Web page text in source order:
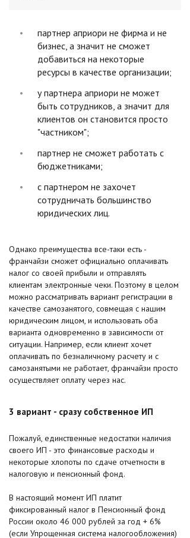
партнер априори не фирма и не
бизнес, а значит не сможет
добавиться на некоторые
ресурсы в качестве организации;
у партнера априори не может
быть сотрудников, а значит для
клиентов он становится просто
"частником";
партнер не сможет работать с
бюджетниками;
с партнером не захочет
сотрудничать большинство
юридических лиц.
Однако преимущества все-таки есть -
франчайзи сможет официально оплачивать
налог со своей прибыли и отправлять
клиентам электронные чеки. Поэтому в целом
можно рассматривать вариант регистрации в
качестве самозанятого, совмещая с нашим
юридическим лицом, и использовать оба
варианта одновременно в зависимости от
ситуации. Например, если клиент хочет
оплачивать по безналичному расчету и с
самозанятыми не работает, франчайзи просто
осуществляет оплату через нас.
3 вариант - сразу собственное ИП
Пожалуй, единственные недостатки наличия
своего ИП - это финансовые расходы и
некоторые хлопоты по сдаче отчетности в
налоговую и пенсионный фонд.
В настоящий момент ИП платит
фиксированный налог в Пенсионный фонд
России около 46 000 рублей за год + 6%
(если Упрощенная система налогообложения)